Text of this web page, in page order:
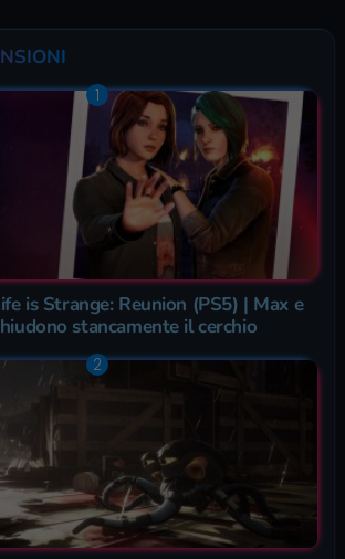
is Strange: Reunion (PS5) | Max e
stancamente il cerchio